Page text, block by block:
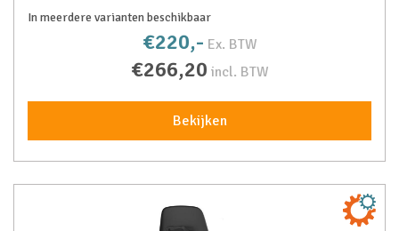
In meerdere varianten beschikbaar
€220,- Ex. BTW
€266,20 incl. BTW
Bekijken